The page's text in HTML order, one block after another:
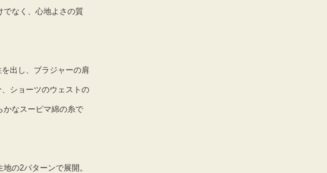
でなく、心地よさの質
出し、ブラジャーの肩
ショーツのウェストの
かなスーピマ綿の糸で
の2パターンで展開。